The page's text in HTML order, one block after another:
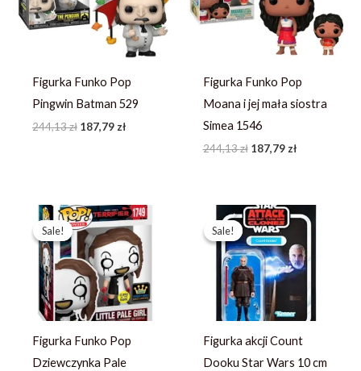
Figurka Funko Pop
Pingwin Batman 529
244,13zł 187,79zł
Figurka Funko Pop
Moana i jej mała siostra
Simea 1546
244,13zł 187,79zł
Sale!
Sale!
Figurka Funko Pop
Dziewczynka Pale
Pierwotna
cena
wynosiła:
264,67 zł.
Aktualna
cena
wynosi:
203,59 zł.
Sale!
Sale!
Figurka akcji Count
Dooku Star Wars 10 cm
Pierwotna
cena
wynosiła:
123,19 zł.
Aktualna
cena
87,99 zł.